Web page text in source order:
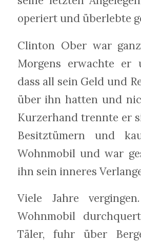
operiert und überlebte
Clinton Ober war
Morgens erwachte er
dass all sein Geld und
über ihn hatten und
Kurzerhand trennte er
Besitztümern und
Wohnmobil und war
ihn sein inneres
Viele Jahre
Wohnmobil
Täler, fuhr über